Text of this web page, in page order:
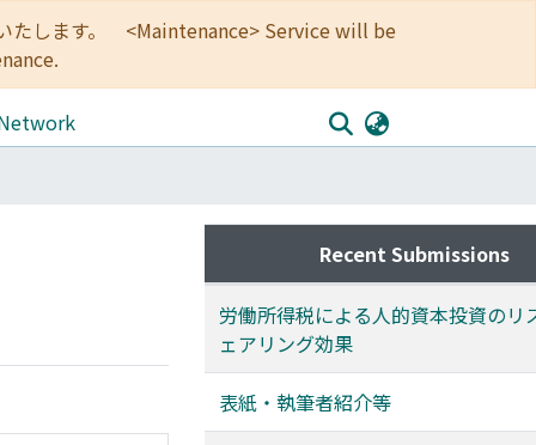
たします。 <Maintenance> Service will be
Recent Submissions
労働所得税による人的資本投資のリ
ェアリング効果
表紙・執筆者紹介等